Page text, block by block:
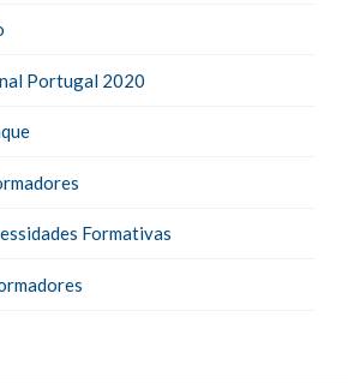
Portugal 2020
Formativas